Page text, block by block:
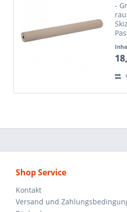
-
0
Shop Service
Kontakt
Versand und